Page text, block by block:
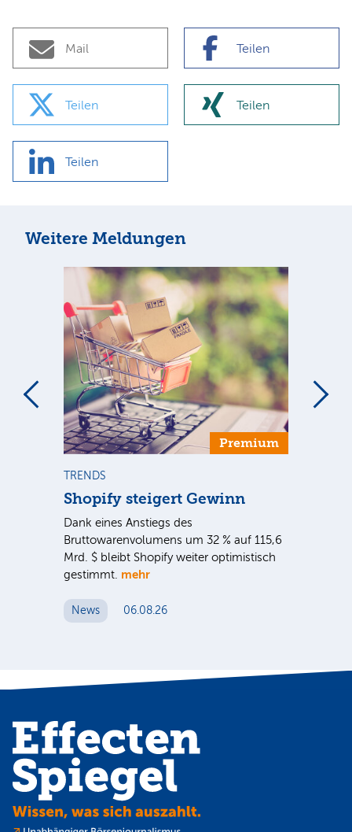
Mail Teilen
Teilen Teilen
Teilen
Weitere Meldungen
Premium
TRENDS
Shopify steigert Gewinn
Dank eines Anstiegs des
Bruttowarenvolumens um 32 % auf 115,6
Mrd. $ bleibt Shopify weiter optimistisch
gestimmt. mehr
News 06.08.26